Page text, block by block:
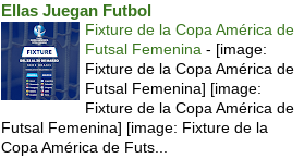
Ellas Juegan Futbol
Fixture de la Copa América de
Futsal Femenina - [image:
Fixture de la Copa América de
Futsal Femenina] [image:
Fixture de la Copa América de
Futsal Femenina] [image: Fixture de la
Copa América de Futs...